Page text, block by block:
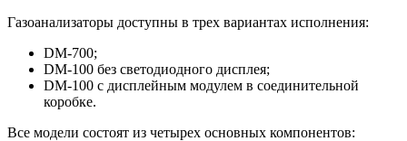
Газоанализаторы доступны в трех вариантах исполнения:
DM-700;
DM-100 без светодиодного дисплея;
DM-100 с дисплейным модулем в соединительной
коробке.
Все модели состоят из четырех основных компонентов: